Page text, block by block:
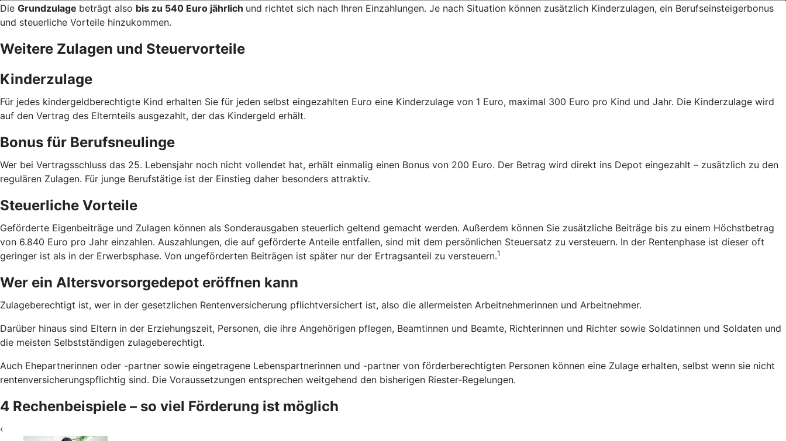
Die Grundzulage beträgt also bis zu 540 Euro jährlich und richtet sich nach Ihren Einzahlungen. Je nach Situation können zusätzlich Kinderzulagen, ein Berufseinsteigerbonus
und steuerliche Vorteile hinzukommen.
Weitere Zulagen und Steuervorteile
Kinderzulage
Für jedes kindergeldberechtigte Kind erhalten Sie für jeden selbst eingezahlten Euro eine Kinderzulage von 1 Euro, maximal 300 Euro pro Kind und Jahr. Die Kinderzulage wird
auf den Vertrag des Elternteils ausgezahlt, der das Kindergeld erhält.
Bonus für Berufsneulinge
Wer bei Vertragsschluss das 25. Lebensjahr noch nicht vollendet hat, erhält einmalig einen Bonus von 200 Euro. Der Betrag wird direkt ins Depot eingezahlt – zusätzlich zu den
regulären Zulagen. Für junge Berufstätige ist der Einstieg daher besonders attraktiv.
Steuerliche Vorteile
Geförderte Eigenbeiträge und Zulagen können als Sonderausgaben steuerlich geltend gemacht werden. Außerdem können Sie zusätzliche Beiträge bis zu einem Höchstbetrag
von 6.840 Euro pro Jahr einzahlen. Auszahlungen, die auf geförderte Anteile entfallen, sind mit dem persönlichen Steuersatz zu versteuern. In der Rentenphase ist dieser oft
geringer ist als in der Erwerbsphase. Von ungeförderten Beiträgen ist später nur der Ertragsanteil zu versteuern.1
Wer ein Altersvorsorgedepot eröffnen kann
Zulageberechtigt ist, wer in der gesetzlichen Rentenversicherung pflichtversichert ist, also die allermeisten Arbeitnehmerinnen und Arbeitnehmer.
Darüber hinaus sind Eltern in der Erziehungszeit, Personen, die ihre Angehörigen pflegen, Beamtinnen und Beamte, Richterinnen und Richter sowie Soldatinnen und Soldaten und
die meisten Selbstständigen zulageberechtigt.
Auch Ehepartnerinnen oder -partner sowie eingetragene Lebenspartnerinnen und -partner von förderberechtigten Personen können eine Zulage erhalten, selbst wenn sie nicht
rentenversicherungspflichtig sind. Die Voraussetzungen entsprechen weitgehend den bisherigen Riester-Regelungen.
4 Rechenbeispiele – so viel Förderung ist möglich
‹